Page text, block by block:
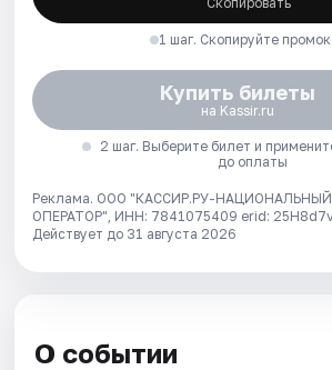
1 шаг. Скопируйте
Купить билеты
на Kassir.ru
2 шаг. Выберите билет и
до оплаты
Реклама. ООО "КАССИР.РУ-
ОПЕРАТОР", ИНН: 7841075409 erid:
Действует до 31 августа 2026
О событии